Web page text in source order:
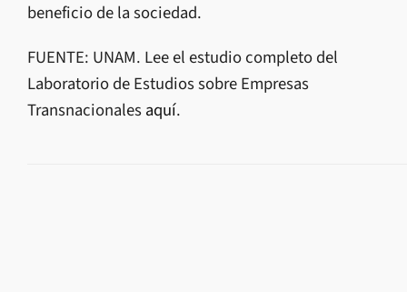
beneficio de la sociedad.
FUENTE: UNAM. Lee el estudio completo del
Laboratorio de Estudios sobre Empresas
Transnacionales aquí.